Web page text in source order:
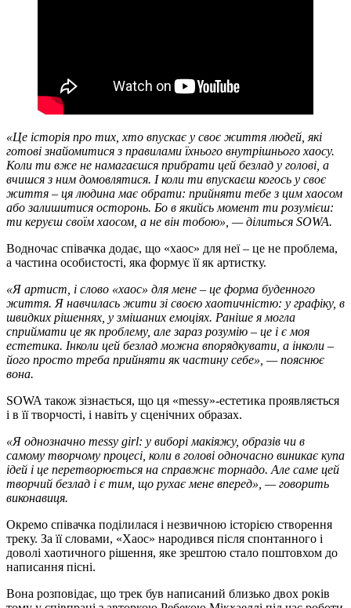
«Це історія про тих, хто впускає у своє життя людей, які
готові знайомитися з правилами їхнього внутрішнього хаосу.
Коли ти вже не намагаєшся прибрати цей безлад у голові, а
вчишся з ним домовлятися. І коли ти впускаєш когось у своє
життя – ця людина має обрати: прийняти тебе з цим хаосом
або залишитися осторонь. Бо в якийсь момент ти розумієш:
ти керуєш своїм хаосом, а не він тобою», — ділиться SOWA.
Водночас співачка додає, що «хаос» для неї – це не проблема,
а частина особистості, яка формує її як артистку.
«Я артист, і слово «хаос» для мене – це форма буденного
життя. Я навчилась жити зі своєю хаотичністю: у графіку, в
швидких рішеннях, у змішаних емоціях. Раніше я могла
сприймати це як проблему, але зараз розумію – це і є моя
естетика. Інколи цей безлад можна впорядкувати, а інколи –
його просто треба прийняти як частину себе», — пояснює
вона.
SOWA також зізнається, що ця «messy»-естетика проявляється
і в її творчості, і навіть у сценічних образах.
«Я однозначно messy girl: у виборі макіяжу, образів чи в
самому творчому процесі, коли в голові одночасно виникає купа
ідей і це перетворюється на справжнє торнадо. Але саме цей
творчий безлад і є тим, що рухає мене вперед», — говорить
виконавиця.
Окремо співачка поділилася і незвичною історією створення
треку. За її словами, «Хаос» народився після спонтанного і
доволі хаотичного рішення, яке зрештою стало поштовхом до
написання пісні.
Вона розповідає, що трек був написаний близько двох років